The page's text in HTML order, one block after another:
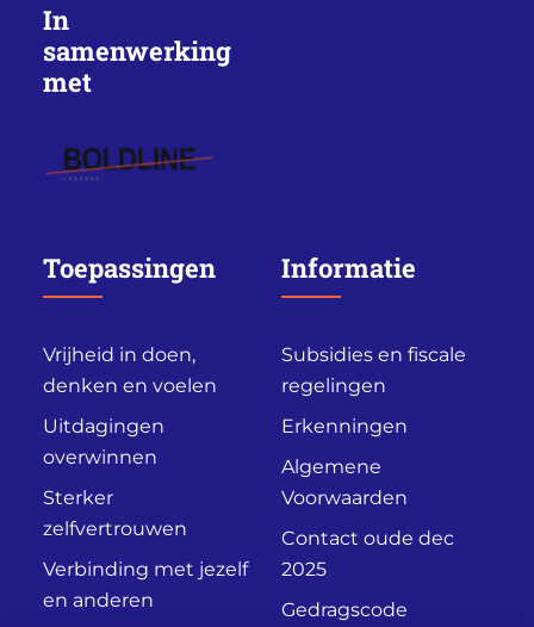
In
samenwerking
met
Toepassingen
Vrijheid in doen,
denken en voelen
Uitdagingen
overwinnen
Sterker
zelfvertrouwen
Verbinding met jezelf
en anderen
Informatie
Subsidies en fiscale
regelingen
Erkenningen
Algemene
Voorwaarden
Contact oude dec
2025
Gedragscode